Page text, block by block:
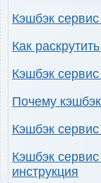
Кэшбэк
Как
Кэшбэк
Почему
Кэшбэк
Кэшбэк
инструкция